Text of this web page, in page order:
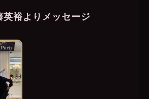
英裕よりメッセージ